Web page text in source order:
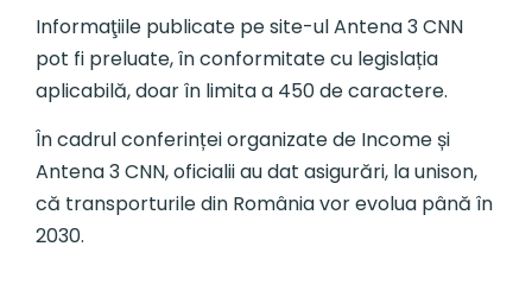
Informaţiile publicate pe site-ul Antena 3 CNN
pot fi preluate, în conformitate cu legislația
aplicabilă, doar în limita a 450 de caractere.
În cadrul conferinței organizate de Income și
Antena 3 CNN, oficialii au dat asigurări, la unison,
că transporturile din România vor evolua până în
2030.